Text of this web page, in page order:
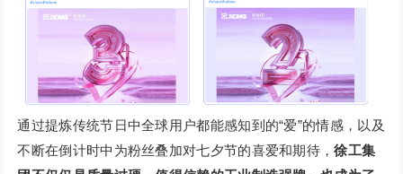
通过提炼传统节日中全球用户都能感知到的“爱”的情感，以及
不断在倒计时中为粉丝叠加对七夕节的喜爱和期待，徐工集